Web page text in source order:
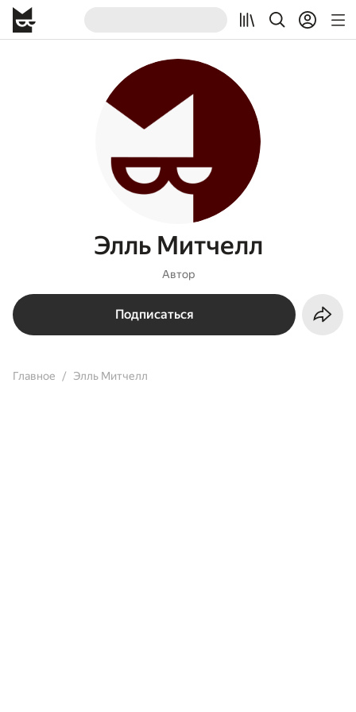
Элль Митчелл
Автор
Подписаться
Главное Элль Митчелл